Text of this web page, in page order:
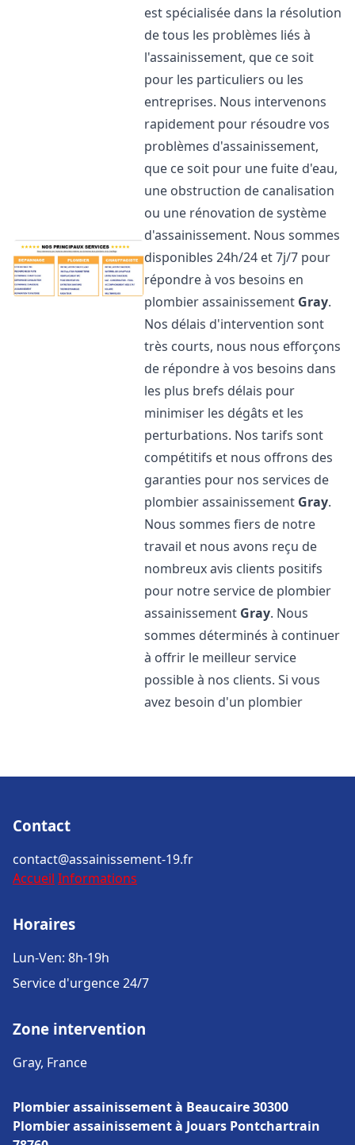
est spécialisée dans la résolution
de tous les problèmes liés à
l'assainissement, que ce soit
pour les particuliers ou les
entreprises. Nous intervenons
rapidement pour résoudre vos
problèmes d'assainissement,
que ce soit pour une fuite d'eau,
une obstruction de canalisation
ou une rénovation de système
d'assainissement. Nous sommes
disponibles 24h/24 et 7j/7 pour
répondre à vos besoins en
plombier assainissement Gray.
Nos délais d'intervention sont
très courts, nous nous efforçons
de répondre à vos besoins dans
les plus brefs délais pour
minimiser les dégâts et les
perturbations. Nos tarifs sont
compétitifs et nous offrons des
garanties pour nos services de
plombier assainissement Gray.
Nous sommes fiers de notre
travail et nous avons reçu de
nombreux avis clients positifs
pour notre service de plombier
assainissement Gray. Nous
sommes déterminés à continuer
à offrir le meilleur service
possible à nos clients. Si vous
avez besoin d'un plombier
Contact
contact@assainissement-19.fr
Accueil Informations
Horaires
Lun-Ven: 8h-19h
Service d'urgence 24/7
Zone intervention
Gray, France
Plombier assainissement à Beaucaire 30300
Plombier assainissement à Jouars Pontchartrain